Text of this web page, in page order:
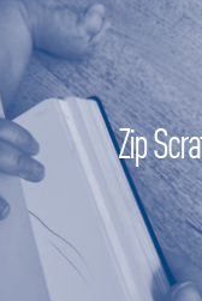
Zip